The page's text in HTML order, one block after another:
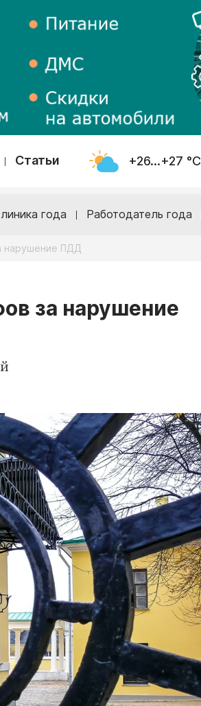
Статьи +26...+27 °С
года Работодатель года
нарушение ПДД
за нарушение